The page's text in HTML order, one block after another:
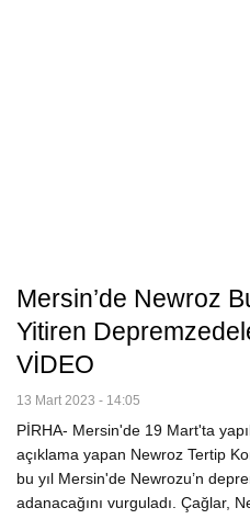
Mersin’de Newroz
Yitiren
VİDEO
13 Mart 2023 - 14:05
PİRHA- Mersin'de 19 Mart'ta
açıklama yapan Newroz Tertip
bu yıl Mersin'de Newrozu’n
adanacağını vurguladı. Çağlar,